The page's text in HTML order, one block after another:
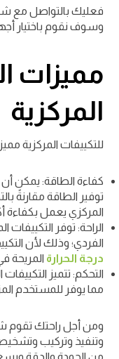
فعليك بالتواصل مع
وسوف نقوم باختيار
مميزات
المركزية
للتكييفات المركزية
كفاءة الطاقة: يمكن أن
توفير الطاقة مقارنةً
المركزي يعمل بكفاءة
الراحة: توفر التكييفات
الفردي؛ وذلك لأن
درجة الحرارة المريحة
التحكم: تتميز
مما يوفر للمستخدم
ومن أجل راحتك تقوم
وتنفيذ وتركيب